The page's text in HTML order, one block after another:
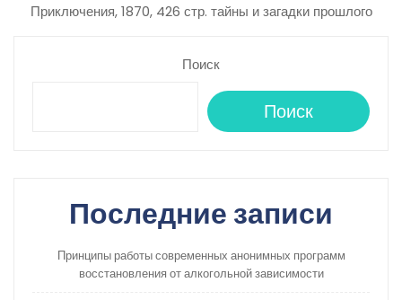
Приключения, 1870, 426 стр. тайны и загадки прошлого
Поиск
Поиск
Последние записи
Принципы работы современных анонимных программ
восстановления от алкогольной зависимости